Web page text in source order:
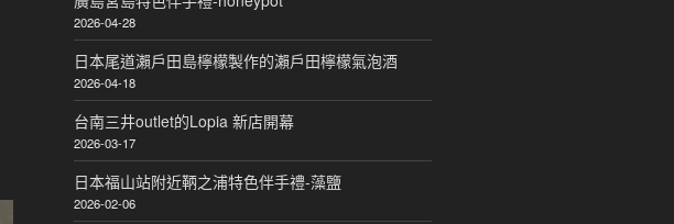
2026-04-28
日本尾道瀨戶田島檸檬製作的瀨戶田檸檬氣泡酒
2026-04-18
台南三井outlet的Lopia 新店開幕
2026-03-17
日本福山站附近鞆之浦特色伴手禮-藻鹽
2026-02-06